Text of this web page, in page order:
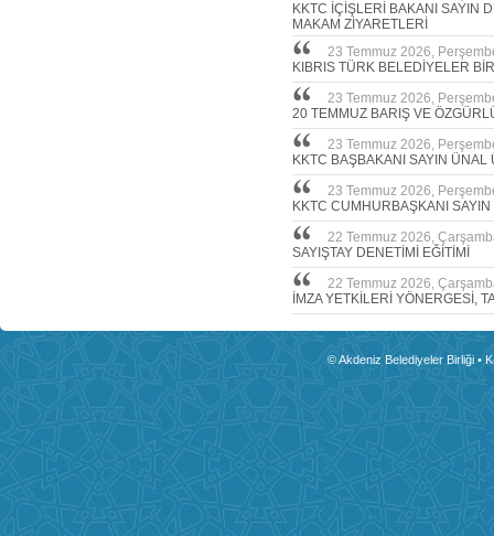
KKTC İÇİŞLERİ BAKANI SAYIN
MAKAM ZİYARETLERİ
23 Temmuz 2026,
KIBRIS TÜRK BELEDİYELER
23 Temmuz 2026,
20 TEMMUZ BARIŞ VE
23 Temmuz 2026,
KKTC BAŞBAKANI SAYIN ÜNAL
23 Temmuz 2026,
KKTC CUMHURBAŞKANI
22 Temmuz 2026,
SAYIŞTAY DENETİMİ EĞİTİMİ
22 Temmuz 2026,
İMZA YETKİLERİ YÖNERGESİ,
© Akdeniz Belediyeler Birliği •